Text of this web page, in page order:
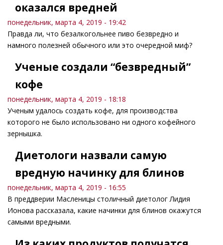
оказался вредней
понедельник, марта 4, 2019 - 19:42
Правда ли, что безалкогольнее пиво безвредно и
намного полезней обычного или это очередной миф?
Ученые создали “безвредный”
кофе
понедельник, марта 4, 2019 - 18:18
Ученым удалось создать кофе, для производства
которого не было использовано ни одного кофейного
зернышка.
Диетологи назвали самую
вредную начинку для блинов
понедельник, марта 4, 2019 - 16:55
В преддверии Масленицы столичный диетолог Лидия
Ионова рассказала, какие начинки для блинов окажутся
самыми вредными.